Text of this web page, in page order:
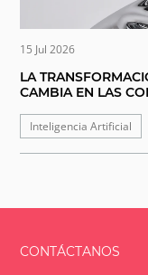
15 Jul 2026
LA
CAMBIA EN LAS
Inteligencia Artificial
CONTÁCTANOS